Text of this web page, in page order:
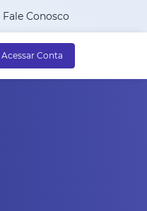
Fale Conosco
Acessar Conta